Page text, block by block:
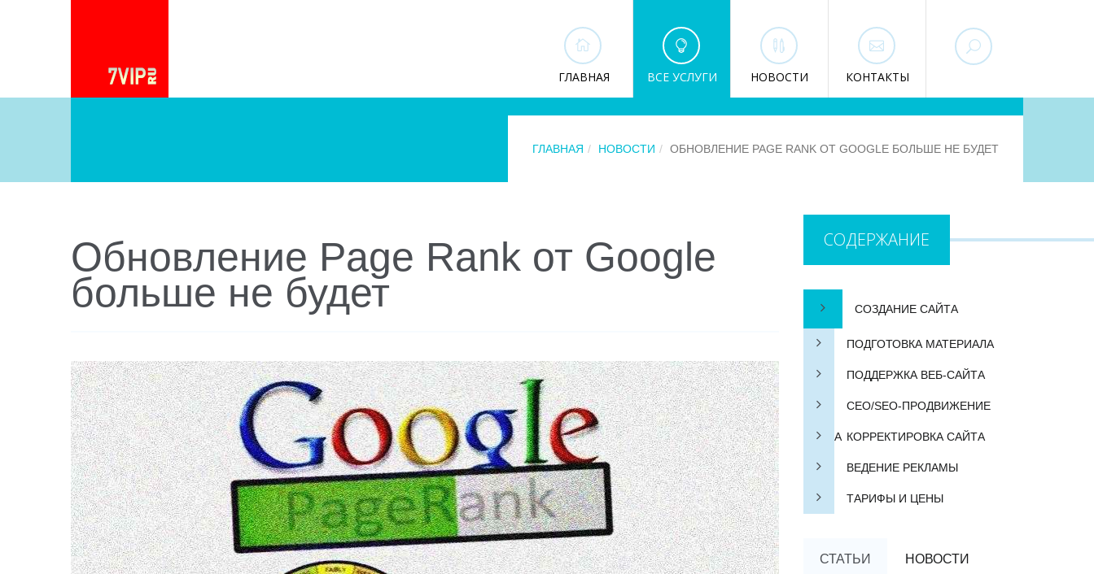
ГЛАВНАЯ ВСЕ УСЛУГИ НОВОСТИ КОНТАКТЫ
ГЛАВНАЯ НОВОСТИ ОБНОВЛЕНИЕ PAGE RANK ОТ GOOGLE БОЛЬШЕ НЕ БУДЕТ
Обновление Page Rank от Google
больше не будет
СОДЕРЖАНИЕ
СОЗДАНИЕ САЙТА
ПОДГОТОВКА МАТЕРИАЛА
ПОДДЕРЖКА ВЕБ-САЙТА
СЕО/SEO-ПРОДВИЖЕНИЕ
САЙТА КОРРЕКТИРОВКА САЙТА
ВЕДЕНИЕ РЕКЛАМЫ
ТАРИФЫ И ЦЕНЫ
СТАТЬИ НОВОСТИ